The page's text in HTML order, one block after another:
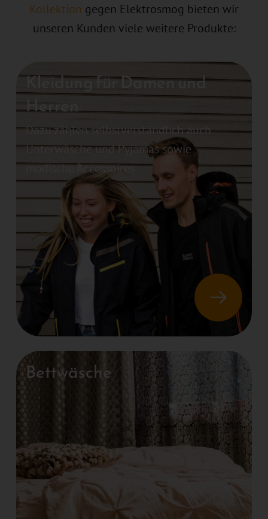
Kollektion gegen Elektrosmog bieten wir
unseren Kunden viele weitere Produkte:
Kleidung für Damen und
Herren
Dazu zählen selbstverständlich auch
Unterwäsche und Pyjamas sowie
modische Accessoires
Bettwäsche